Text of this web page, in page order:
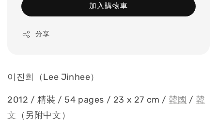
加入購物車
分享
이진희（Lee Jinhee）
2012 / 精裝 / 54 pages / 23 x 27 cm / 韓國 / 韓
文 （另附中文）